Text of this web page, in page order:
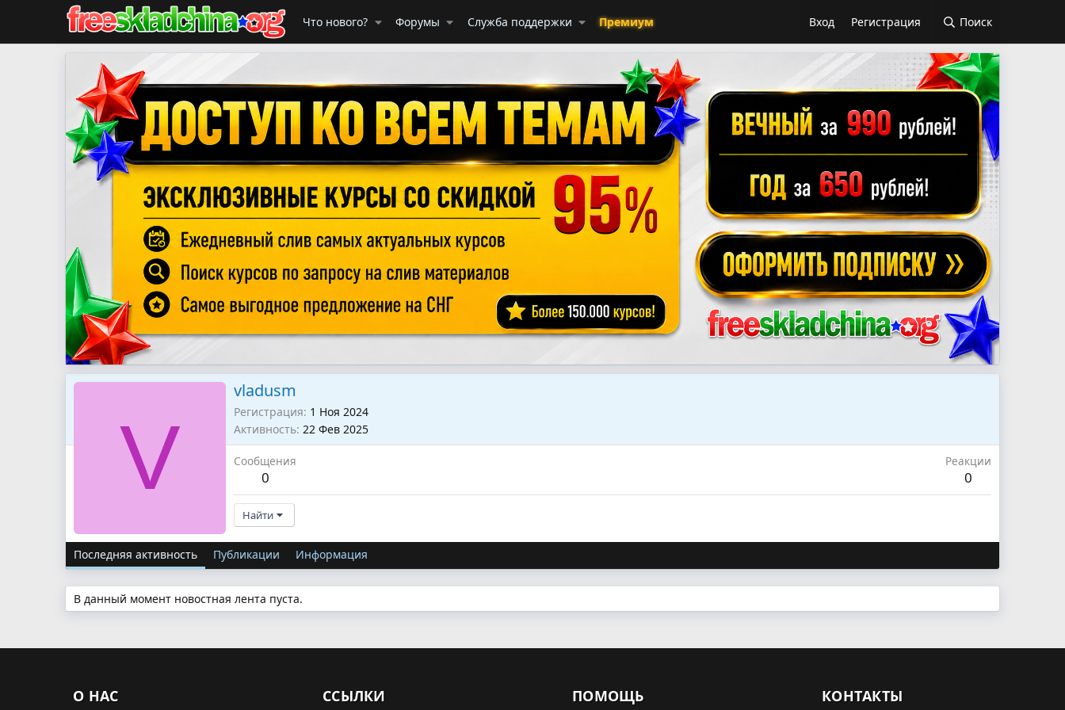
Что нового? Форумы Служба поддержки Премиум Вход Регистрация Поиск
V
vladusm
Регистрация 1 Ноя 2024
Активность 22 Фев 2025
Сообщения
0
Реакции
0
Найти
Последняя активность Публикации Информация
В данный момент новостная лента пуста.
О НАС ССЫЛКИ ПОМОЩЬ КОНТАКТЫ